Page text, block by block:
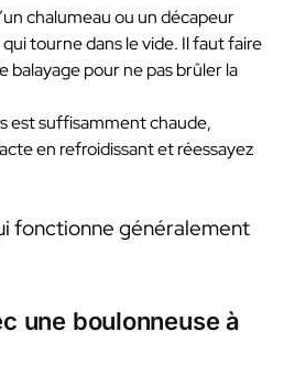
chalumeau ou un décapeur
tourne dans le vide. Il faut faire
balayage pour ne pas brûler la
est suffisamment chaude,
en refroidissant et réessayez
fonctionne généralement
une boulonneuse à